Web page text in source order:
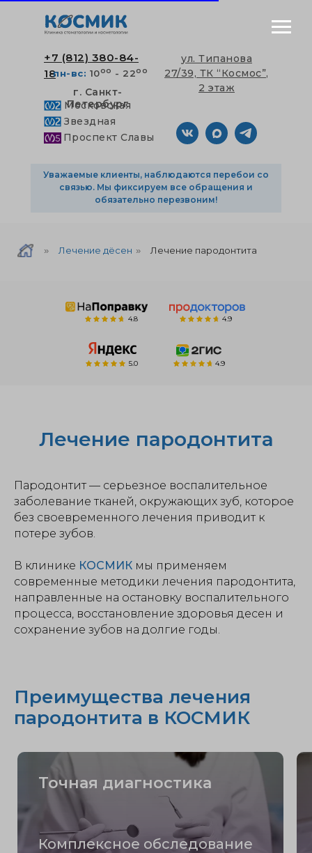
г. Санкт-
Петербург
ул. Типанова
27/39, ТК “Космос”,
2 этаж
+7 (812) 380-84-
18пн-вс: 10оо - 22оо
Проспект Славы
Звездная
Московская
Уважаемые клиенты, наблюдаются перебои со
связью. Мы фиксируем все обращения и
обязательно перезвоним!
» Лечение дёсен » Лечение пародонтита
4.9
4.8
5.0
4.9
Лечение пародонтита
Пародонтит — серьезное воспалительное
заболевание тканей, окружающих зуб, которое
без своевременного лечения приводит к
потере зубов.
В клинике КОСМИК мы применяем
современные методики лечения пародонтита,
направленные на остановку воспалительного
процесса, восстановление здоровья десен и
сохранение зубов на долгие годы.
Преимущества лечения
пародонтита в КОСМИК
Точная диагностика
Комплексное обследование